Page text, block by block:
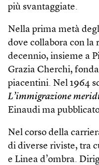
più svantaggiate.
Nella prima metà
dove collabora con la
decennio, insieme a
Grazia Cherchi,
piacentini. Nel 1964
L’immigrazione
Einaudi ma
Nel corso della
di diverse riviste, tra
e Linea d’ombra.